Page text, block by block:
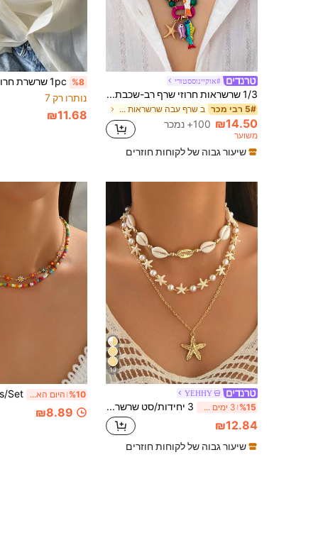
#אוקיינוססטורי
1/3 שרשראות חרוזי שרף רב-שכבתיות בסגנון חוף קיצי עם תלי דגים צבעוניים וכוכבי ים, תכשיטי בוהמיים, מתאים לתלי כוכבי ים ודגים
5# רבי מכר ב שרף עבה שרשראות נשים
₪14.50 100+ נמכר
משוער
שיעור גבוה של לקוחות חוזרים
%8
נותרו רק 7
₪11.68
19
YEHHY
%15 3 ימים אחרונים 3 יחידות/סט שרשרת תליון כוכב ים מסגסוגת בסגנון חופשת חוף, שרשרת כוכב ים לבנה רב-תכליתית אופנתית, מתאימה ללבוש יומיומי, חופשה, מסיבה ודייט
₪12.84
שיעור גבוה של לקוחות חוזרים
%10 היום האחרון
₪8.89